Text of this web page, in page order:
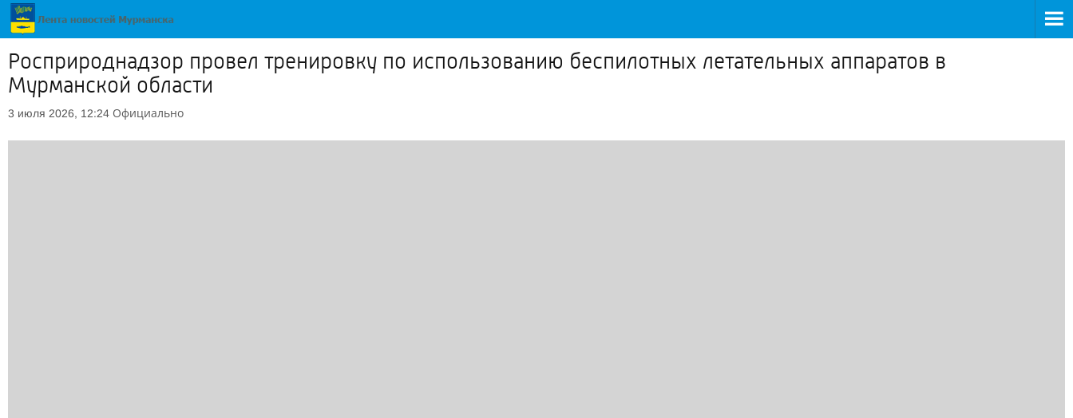
Росприроднадзор провел тренировку по использованию беспилотных летательных аппаратов в
Мурманской области
3 июля 2026, 12:24 Официально